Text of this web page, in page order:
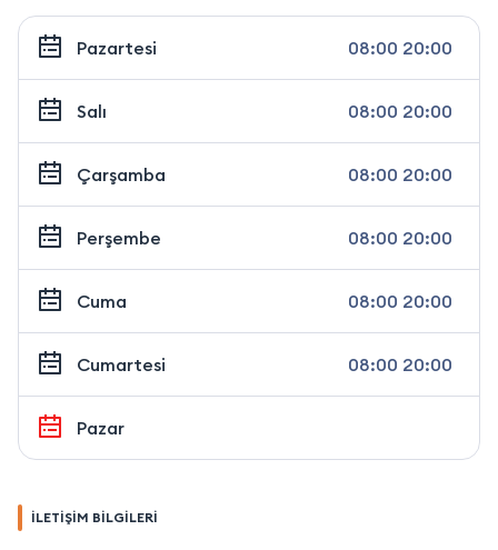
Pazartesi 08:00 20:00
Salı 08:00 20:00
Çarşamba 08:00 20:00
Perşembe 08:00 20:00
Cuma 08:00 20:00
Cumartesi 08:00 20:00
Pazar
İLETİŞİM BİLGİLERİ